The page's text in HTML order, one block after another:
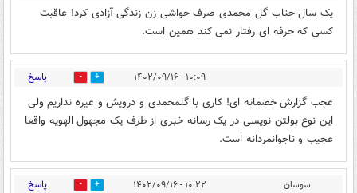
یک سال جناب گل محمدی صرف حواشی زن زندگی آزادی کرد! عاقبت
کسی که حرفه ای رفتار نمی کند همین است.
۱۰:۰۹ - ۱۴۰۲/۰۹/۱۶ 3 پاسخ
عجب گزارش خصمانه ای! کاری با گلمحمدی و درویش و عیره نداریم ولی
این نوع بولتن نویسی در یک رسانه خبری از طرف یک مجهول الهویه واقعا
عجیب و ناجوانمردانه است.
سوسان ۱۰:۲۲ - ۱۴۰۲/۰۹/۱۶ 14 پاسخ